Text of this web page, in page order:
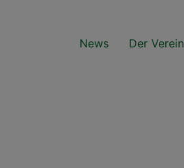
News Der Verein